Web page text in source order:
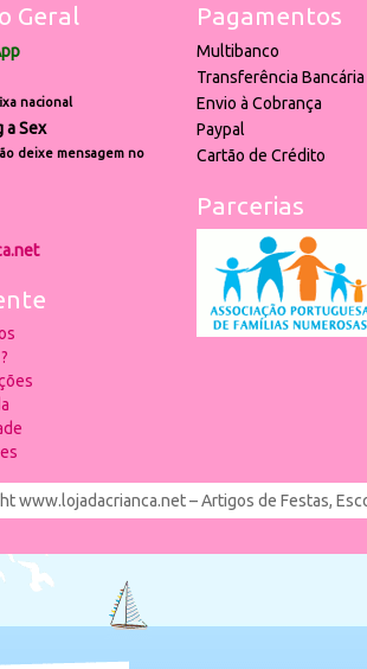
Geral
nacional
a Sex
deixe mensagem no
Pagamentos
Multibanco
Transferência Bancária
Envio à Cobrança
Paypal
Cartão de Crédito
Parcerias
www.lojadacrianca.net – Artigos de Festas,